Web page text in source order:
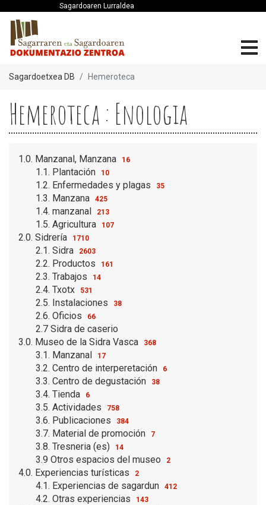
Sagardoaren Lurraldea
Sagardoetxea DB Hemeroteca
Hemeroteca : Enologia
1.0. Manzanal, Manzana 16
1.1. Plantación 10
1.2. Enfermedades y plagas 35
1.3. Manzana 425
1.4. manzanal 213
1.5. Agricultura 107
2.0. Sidrería 1710
2.1. Sidra 2603
2.2. Productos 161
2.3. Trabajos 14
2.4. Txotx 531
2.5. Instalaciones 38
2.6. Oficios 66
2.7 Sidra de caserio
3.0. Museo de la Sidra Vasca
368
3.1. Manzanal 17
3.2. Centro de interperetación 6
3.3. Centro de degustación 38
3.4. Tienda 6
3.5. Actividades 758
3.6. Publicaciones 384
3.7. Material de promoción 7
3.8. Tresneria (es) 14
3.9 Otros espacios del museo 2
4.0. Experiencias turísticas 2
4.1. Experiencias de sagardun 412
4.2. Otras experiencias 143